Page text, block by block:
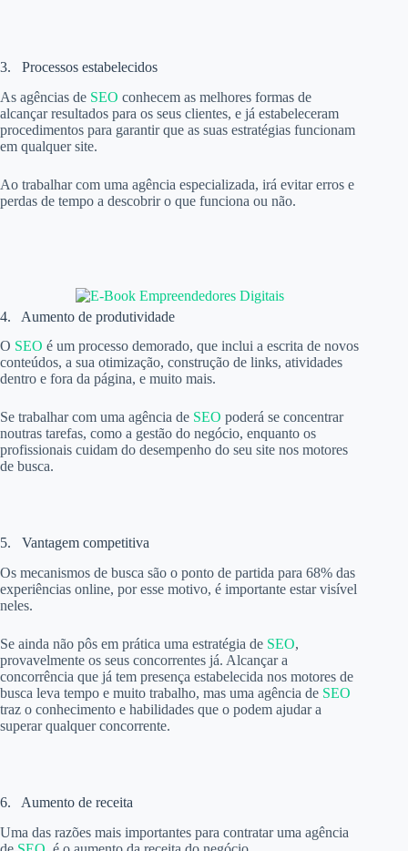
3. Processos estabelecidos
As agências de SEO conhecem as melhores formas de
alcançar resultados para os seus clientes, e já estabeleceram
procedimentos para garantir que as suas estratégias funcionam
em qualquer site.
Ao trabalhar com uma agência especializada, irá evitar erros e
perdas de tempo a descobrir o que funciona ou não.
4. Aumento de produtividade
O SEO é um processo demorado, que inclui a escrita de novos
conteúdos, a sua otimização, construção de links, atividades
dentro e fora da página, e muito mais.
Se trabalhar com uma agência de SEO poderá se concentrar
noutras tarefas, como a gestão do negócio, enquanto os
profissionais cuidam do desempenho do seu site nos motores
de busca.
5. Vantagem competitiva
Os mecanismos de busca são o ponto de partida para 68% das
experiências online, por esse motivo, é importante estar visível
neles.
Se ainda não pôs em prática uma estratégia de SEO,
provavelmente os seus concorrentes já. Alcançar a
concorrência que já tem presença estabelecida nos motores de
busca leva tempo e muito trabalho, mas uma agência de SEO
traz o conhecimento e habilidades que o podem ajudar a
superar qualquer concorrente.
6. Aumento de receita
Uma das razões mais importantes para contratar uma agência